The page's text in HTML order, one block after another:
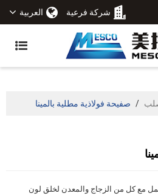
شركة فرعية العربية
/ صفيحة فولاذية مطلية بالمينا
مع كل من الزجاج والمعدن لخلق لون